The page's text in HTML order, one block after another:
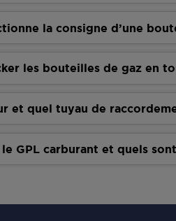
la consigne d’une
les bouteilles de gaz en
et quel tuyau de
le GPL carburant et quels